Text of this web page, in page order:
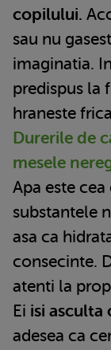
copilului.
sau nu
imaginatia.
predispus la
hraneste
Durerile de
mesele
Apa este
substantele
asa ca
consecinte.
atenti la
Ei isi asculta
adesea ca